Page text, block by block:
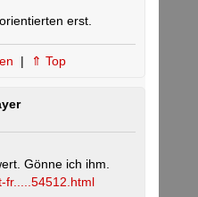
erst.
| ⇑ Top
Gönne ich ihm.
fr.....54512.html